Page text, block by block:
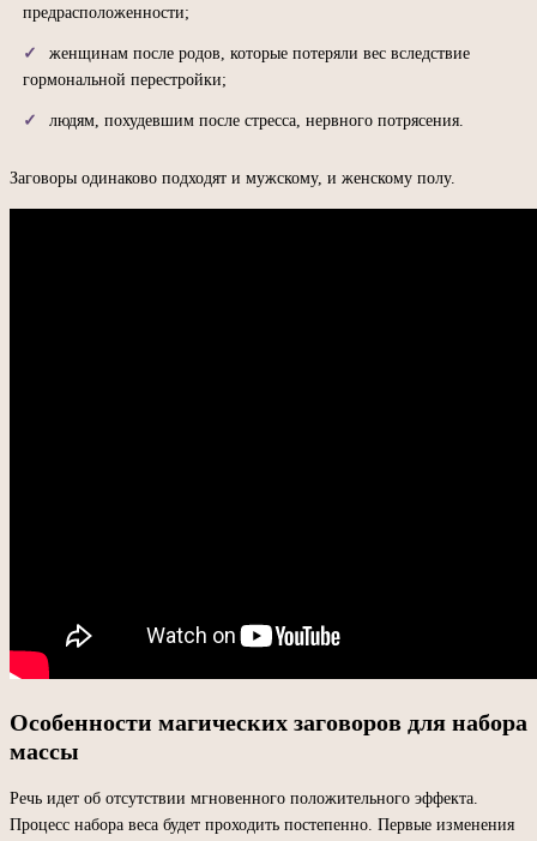
предрасположенности;
женщинам после родов, которые потеряли вес вследствие
гормональной перестройки;
людям, похудевшим после стресса, нервного потрясения.
Заговоры одинаково подходят и мужскому, и женскому полу.
Особенности магических заговоров для набора
массы
Речь идет об отсутствии мгновенного положительного эффекта.
Процесс набора веса будет проходить постепенно. Первые изменения